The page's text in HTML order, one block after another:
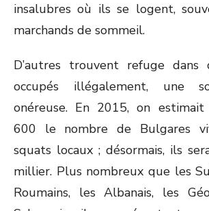
insalubres où ils se logent,
marchands de sommeil.
D’autres trouvent refuge dans
occupés illégalement, une
onéreuse. En 2015, on
600 le nombre de Bulgares
squats locaux ; désormais, ils
millier. Plus nombreux que les
Roumains, les Albanais, les